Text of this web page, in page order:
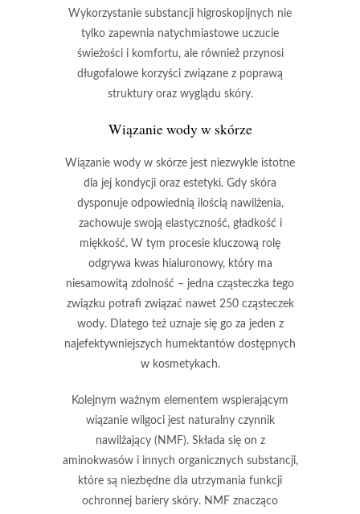
Wykorzystanie substancji higroskopijnych nie
tylko zapewnia natychmiastowe uczucie
świeżości i komfortu, ale również przynosi
długofalowe korzyści związane z poprawą
struktury oraz wyglądu skóry.
Wiązanie wody w skórze
Wiązanie wody w skórze jest niezwykle istotne
dla jej kondycji oraz estetyki. Gdy skóra
dysponuje odpowiednią ilością nawilżenia,
zachowuje swoją elastyczność, gładkość i
miękkość. W tym procesie kluczową rolę
odgrywa kwas hialuronowy, który ma
niesamowitą zdolność – jedna cząsteczka tego
związku potrafi związać nawet 250 cząsteczek
wody. Dlatego też uznaje się go za jeden z
najefektywniejszych humektantów dostępnych
w kosmetykach.
Kolejnym ważnym elementem wspierającym
wiązanie wilgoci jest naturalny czynnik
nawilżający (NMF). Składa się on z
aminokwasów i innych organicznych substancji,
które są niezbędne dla utrzymania funkcji
ochronnej bariery skóry. NMF znacząco